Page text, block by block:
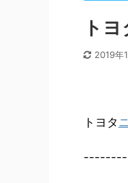
ト
2019年
トヨタ